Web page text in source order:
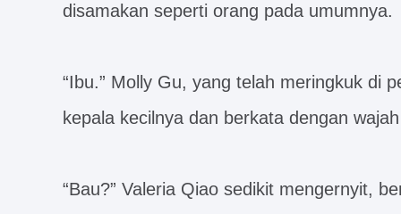
disamakan seperti orang pada umumnya.
“Ibu.” Molly Gu, yang telah meringkuk di
kepala kecilnya dan berkata dengan
“Bau?” Valeria Qiao sedikit mengernyit,